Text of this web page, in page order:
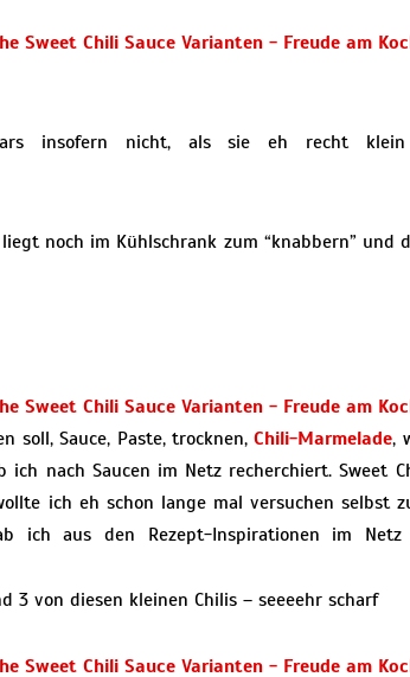
insofern nicht, als sie eh recht klein
noch im Kühlschrank zum “knabbern” und
soll, Sauce, Paste, trocknen,Chili-Marmelade,
nach Saucen im Netz recherchiert. Sweet
ich eh schon lange mal versuchen selbst
ich aus den Rezept-Inspirationen im
3 von diesen kleinen Chilis – seeeehr scharf